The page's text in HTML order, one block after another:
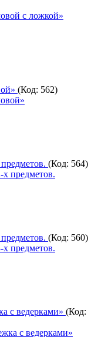
(Код: 562)
(Код: 564)
(Код: 560)
с ведерками» (Код: